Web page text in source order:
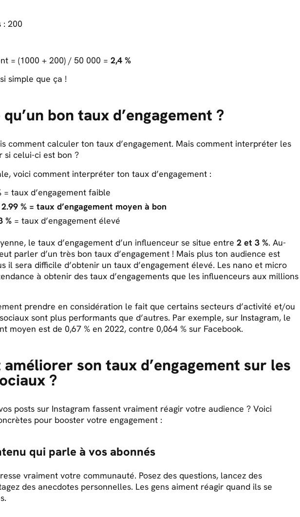
: 200
= (1000 + 200) / 50 000 = 2,4 %
simple que ça !
qu’un bon taux d’engagement ?
comment calculer ton taux d’engagement. Mais comment interpréter les
si celui-ci est bon ?
voici comment interpréter ton taux d’engagement :
= taux d’engagement faible
% = taux d’engagement moyen à bon
% = taux d’engagement élevé
le taux d’engagement d’un influenceur se situe entre 2 et 3 %. Au-
parler d’un très bon taux d’engagement ! Mais plus ton audience est
il sera difficile d’obtenir un taux d’engagement élevé. Les nano et micro
à obtenir des taux d’engagements que les influenceurs aux millions
prendre en considération le fait que certains secteurs d’activité et/ou
sont plus performants que d’autres. Par exemple, sur Instagram, le
moyen est de 0,67 % en 2022, contre 0,064 % sur Facebook.
son taux d’engagement sur les
?
posts sur Instagram fassent vraiment réagir votre audience ? Voici
pour booster votre engagement :
qui parle à vos abonnés
vraiment votre communauté. Posez des questions, lancez des
des anecdotes personnelles. Les gens aiment réagir quand ils se